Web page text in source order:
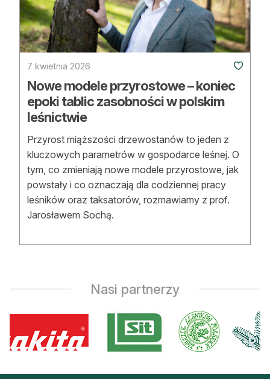
Strefa eksperta
Auto do lasu
Dla drwala
Leśnik na zakupach
Z zagranicy
Edukacja
Lasy prywatne
O nas
Zostań autorem
Archiwum
7 kwietnia 2026
Nowe modele przyrostowe – koniec
epoki tablic zasobności w polskim
leśnictwie
Przyrost miąższości drzewostanów to jeden z
kluczowych parametrów w gospodarce leśnej. O
tym, co zmieniają nowe modele przyrostowe, jak
powstały i co oznaczają dla codziennej pracy
leśników oraz taksatorów, rozmawiamy z prof.
Jarosławem Sochą.
Nasi partnerzy